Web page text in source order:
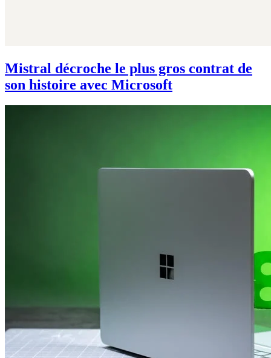
Mistral décroche le plus gros contrat de
son histoire avec Microsoft